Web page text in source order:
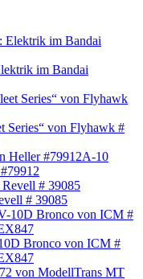
im Bandai
Series“ von Flyhawk #
A-10
# 39085
Bronco von ICM #